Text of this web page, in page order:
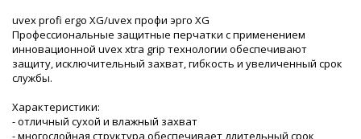
uvex profi ergo XG/uvex профи эрго XG
Профессиональные защитные перчатки с применением
инновационной uvex xtra grip технологии обеспечивают
защиту, исключительный захват, гибкость и увеличенный срок
службы.
Характеристики:
- отличный сухой и влажный захват
- многослойная структура обеспечивает длительный срок